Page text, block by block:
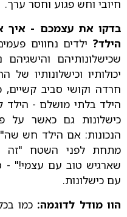
חיובי וחש פגוע וחסר ערך.
בדקו את עצמכם - איך
הילד? ילדים נחווים
שכישלונותיהם
יכולותיו וכישלונותיו
חרדה וקושי סביב קשיים,
הילד בלתי מושלם -
כישלונות גם כאשר על
הנכונות: אם הילד חש
מתחת לפני השטח "זה
שארגיש טוב עם עצמי!" -
עם כישלונות.
הוו מודל לדוגמה: כמו